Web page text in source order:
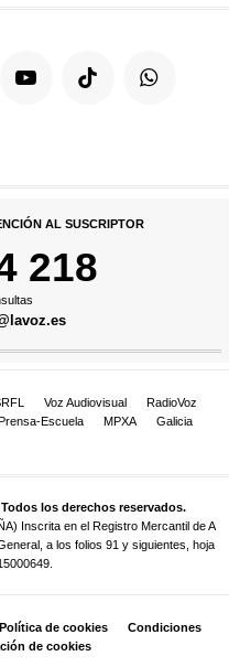
AL SUSCRIPTOR
218
Voz Audiovisual
RadioVoz
Escuela MPXA
Galicia
los derechos reservados.
Inscrita en el Registro Mercantil de A
a los folios 91 y siguientes, hoja
Política de cookies
Condiciones
de cookies